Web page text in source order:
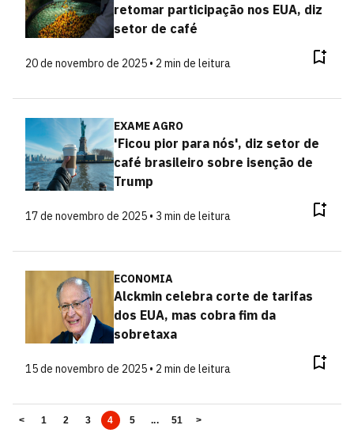
retomar participação nos EUA, diz
setor de café
20 de novembro de 2025 • 2 min de leitura
EXAME AGRO
'Ficou pior para nós', diz setor de
café brasileiro sobre isenção de
Trump
17 de novembro de 2025 • 3 min de leitura
ECONOMIA
Alckmin celebra corte de tarifas
dos EUA, mas cobra fim da
sobretaxa
15 de novembro de 2025 • 2 min de leitura
< 1 2 3 4 5 ... 51 >